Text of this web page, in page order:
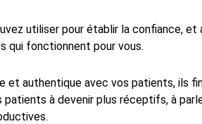
utiliser pour établir la confiance, et
qui fonctionnent pour vous.
et authentique avec vos patients, ils
patients à devenir plus réceptifs, à